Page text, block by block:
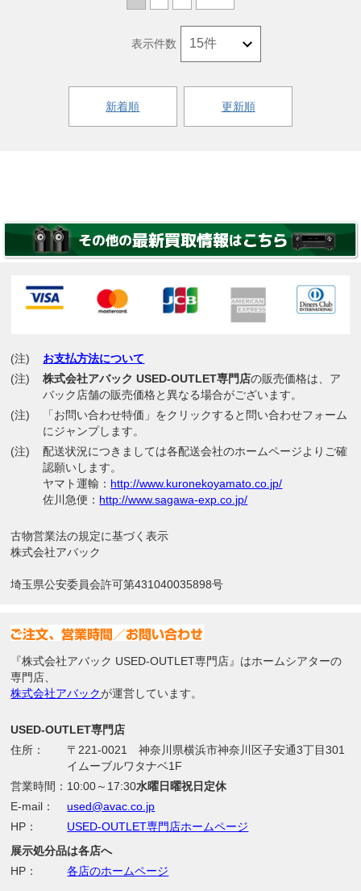
新着順 更新順
表示件数
(注)
お支払方法について
(注)
株式会社アバック USED-OUTLET専門店の販売価格は、ア
バック店舗の販売価格と異なる場合がございます。
(注)
「お問い合わせ特価」をクリックすると問い合わせフォーム
にジャンプします。
(注)
配送状況につきましては各配送会社のホームページよりご確
認願いします。
ヤマト運輸： http://www.kuronekoyamato.co.jp/
佐川急便： http://www.sagawa-exp.co.jp/
古物営業法の規定に基づく表示
株式会社アバック
埼玉県公安委員会許可第431040035898号
『株式会社アバック USED-OUTLET専門店』はホームシアターの
専門店、
株式会社アバックが運営しています。
USED-OUTLET専門店
住所：
〒221-0021 神奈川県横浜市神奈川区子安通3丁目301
イムーブルワタナベ1F
営業時間： 10:00～17:30水曜日曜祝日定休
E-mail：
used@avac.co.jp
HP：
USED-OUTLET専門店ホームページ
展示処分品は各店へ
HP：
各店のホームページ